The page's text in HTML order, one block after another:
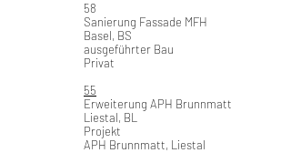
58
Sanierung Fassade MFH
Basel, BS
ausgeführter Bau
Privat
55
Erweiterung APH Brunnmatt
Liestal, BL
Projekt
APH Brunnmatt, Liestal